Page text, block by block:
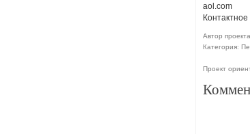
aol.com
Автор
Категория:
Проект